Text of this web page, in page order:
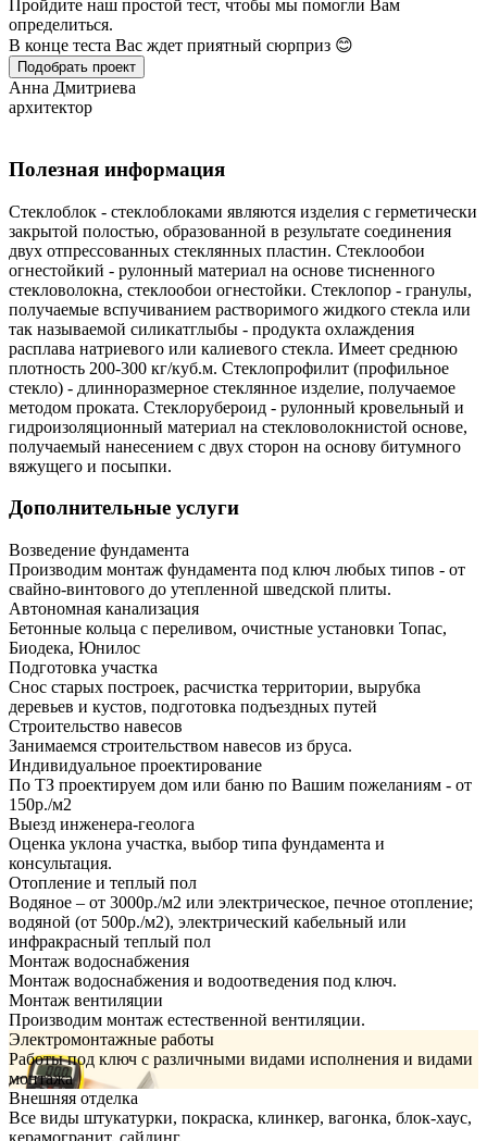
Пройдите наш простой тест, чтобы мы помогли Вам
определиться.
В конце теста Вас ждет приятный сюрприз 😊
Подобрать проект
Анна Дмитриева
архитектор
Полезная информация
Стеклоблок - стеклоблоками являются изделия с герметически
закрытой полостью, образованной в результате соединения
двух отпрессованных стеклянных пластин. Стеклообои
огнестойкий - рулонный материал на основе тисненного
стекловолокна, стеклообои огнестойки. Стеклопор - гранулы,
получаемые вспучиванием растворимого жидкого стекла или
так называемой силикатглыбы - продукта охлаждения
расплава натриевого или калиевого стекла. Имеет среднюю
плотность 200-300 кг/куб.м. Стеклопрофилит (профильное
стекло) - длинноразмерное стеклянное изделие, получаемое
методом проката. Стеклорубероид - рулонный кровельный и
гидроизоляционный материал на стекловолокнистой основе,
получаемый нанесением с двух сторон на основу битумного
вяжущего и посыпки.
Дополнительные услуги
Возведение фундамента
Производим монтаж фундамента под ключ любых типов - от
свайно-винтового до утепленной шведской плиты.
Автономная канализация
Бетонные кольца с переливом, очистные установки Топас,
Биодека, Юнилос
Подготовка участка
Снос старых построек, расчистка территории, вырубка
деревьев и кустов, подготовка подъездных путей
Строительство навесов
Занимаемся строительством навесов из бруса.
Индивидуальное проектирование
По ТЗ проектируем дом или баню по Вашим пожеланиям - от
150р./м2
Выезд инженера-геолога
Оценка уклона участка, выбор типа фундамента и
консультация.
Отопление и теплый пол
Водяное – от 3000р./м2 или электрическое, печное отопление;
водяной (от 500р./м2), электрический кабельный или
инфракрасный теплый пол
Монтаж водоснабжения
Монтаж водоснабжения и водоотведения под ключ.
Монтаж вентиляции
Производим монтаж естественной вентиляции.
Электромонтажные работы
Работы под ключ с различными видами исполнения и видами
монтажа
Внешняя отделка
Все виды штукатурки, покраска, клинкер, вагонка, блок-хаус,